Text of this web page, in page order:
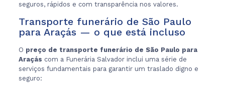
seguros, rápidos e com transparência nos valores.
Transporte funerário de São Paulo
para Araçás — o que está incluso
O preço de transporte funerário de São Paulo para
Araçás com a Funerária Salvador inclui uma série de
serviços fundamentais para garantir um traslado digno e
seguro: